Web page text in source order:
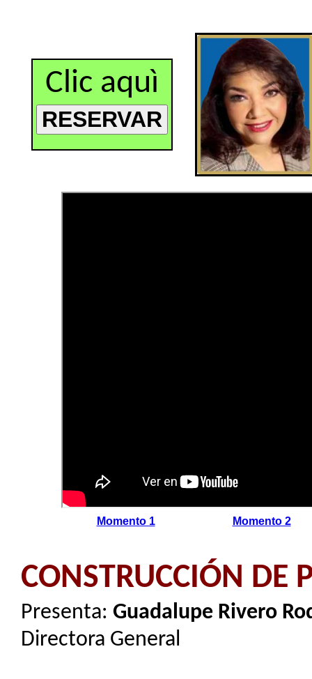
Clic aquì
Momento 1 Momento 2
CONSTRUCCIÓN DE
Presenta: Guadalupe Rivero
Directora General